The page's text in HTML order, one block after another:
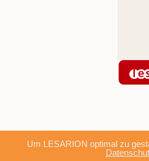
Um LESARION optimal zu